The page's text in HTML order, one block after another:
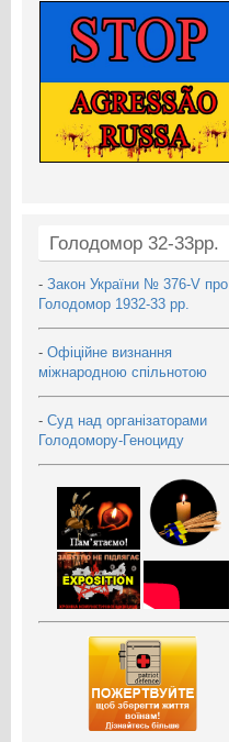
Голодомор 32-33рр.
- Закон України № 376-V про
Голодомор 1932-33 рр.
- Офіційне визнання
міжнародною спільнотою
- Суд над організаторами
Голодомору-Геноциду